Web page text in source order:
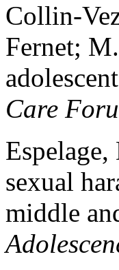
Collin-
Fernet;
Care
sexual
middle